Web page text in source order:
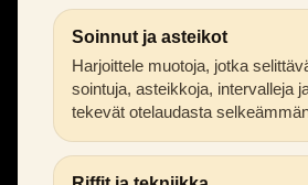
Soinnut ja asteikot
Harjoittele muotoja, jotka
sointuja, asteikkoja, intervalleja
tekevät otelaudasta